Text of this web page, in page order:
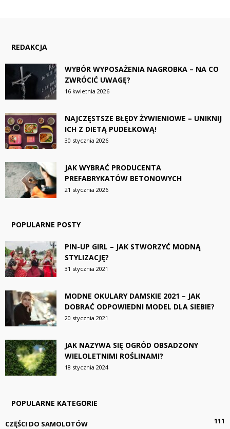
REDAKCJA
WYBÓR WYPOSAŻENIA NAGROBKA – NA CO
ZWRÓCIĆ UWAGĘ?
16 kwietnia 2026
NAJCZĘSTSZE BŁĘDY ŻYWIENIOWE – UNIKNIJ
ICH Z DIETĄ PUDEŁKOWĄ!
30 stycznia 2026
JAK WYBRAĆ PRODUCENTA
PREFABRYKATÓW BETONOWYCH
21 stycznia 2026
POPULARNE POSTY
PIN-UP GIRL – JAK STWORZYĆ MODNĄ
STYLIZACJĘ?
31 stycznia 2021
MODNE OKULARY DAMSKIE 2021 – JAK
DOBRAĆ ODPOWIEDNI MODEL DLA SIEBIE?
20 stycznia 2021
JAK NAZYWA SIĘ OGRÓD OBSADZONY
WIELOLETNIMI ROŚLINAMI?
18 stycznia 2024
POPULARNE KATEGORIE
CZĘŚCI DO SAMOLOTÓW
111